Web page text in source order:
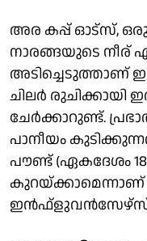
അര കപ്പ് ഓട്സ്, ഒരു
നാരങ്ങയുടെ നീര്
അടിച്ചെടുത്താണ് ഈ
ചിലര്‍ രുചിക്കായി
ചേര്‍ക്കാറുണ്ട്.
പാനീയം
പൗണ്ട് (ഏകദേശം
ഇന്‍ഫ്‌ളുവന്‍സേഴ്സ്